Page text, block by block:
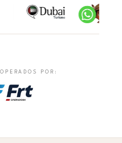
POR: